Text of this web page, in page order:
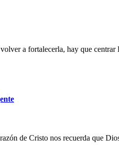
a fortalecerla, hay que centrar
de Cristo nos recuerda que